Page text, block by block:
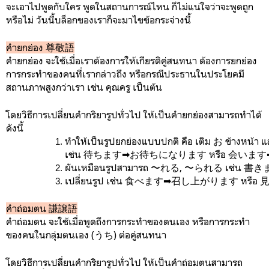
จะเอาไปพูดกับใคร พูดในสถานการณ์ไหน ก็ไม่แน่ใจว่าจะพูดถูก
หรือไม่ วันนี้บล็อกของเราก็จะมาไขข้อกระจ่างนี้
คำยกย่อง 尊敬語
คำยกย่อง จะใช้เมื่อเราต้องการให้เกียรติคู่สนทนา ต้องการยกย่อง
การกระทำของคนที่เรากล่าวถึง หรือกรณีประธานในประโยคมี
สถานภาพสูงกว่าเรา เช่น คุณครู เป็นต้น
โดยวิธีการเปลี่ยนคำกริยารูปทั่วไป ให้เป็นคำยกย่องสามารถทำได้
ดังนี้
ทำให้เป็นรูปยกย่องแบบปกติ คือ เติม お ข้างหน้า
เช่น 待ちます➡︎お待ちになります หรือ 会いま
ผันเหมือนรูปสามารถ 〜れる, 〜られる เช่น 書
เปลี่ยนรูป เช่น 食べます➡︎召し上がります หรือ
คำถ่อมตน 謙譲語
คำถ่อมตน จะใช้เมื่อพูดถึงการกระทำของตนเอง หรือการกระทำ
ของคนในกลุ่มตนเอง (うち) ต่อคู่สนทนา
โดยวิธีการเปลี่ยนคำกริยารูปทั่วไป ให้เป็นคำถ่อมตนสามารถ